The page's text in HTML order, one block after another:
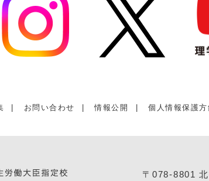
お問い合わせ 情報公開 個人情報保護方
〒078-8801